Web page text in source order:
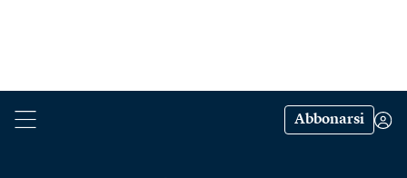
Abbonarsi